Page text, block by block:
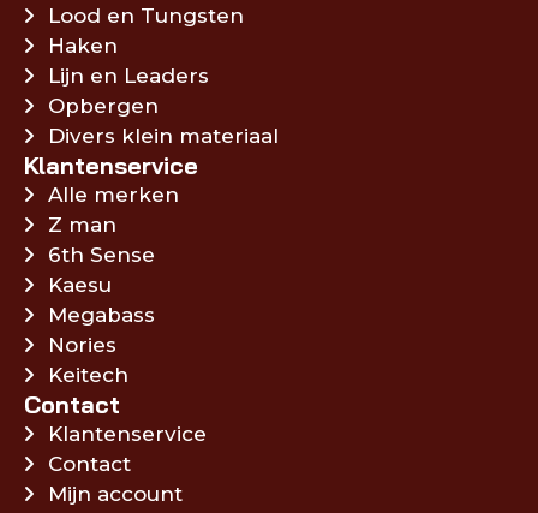
Lood en Tungsten
Haken
Lijn en Leaders
Opbergen
Divers klein materiaal
Klantenservice
Alle merken
Z man
6th Sense
Kaesu
Megabass
Nories
Keitech
Contact
Klantenservice
Contact
Mijn account